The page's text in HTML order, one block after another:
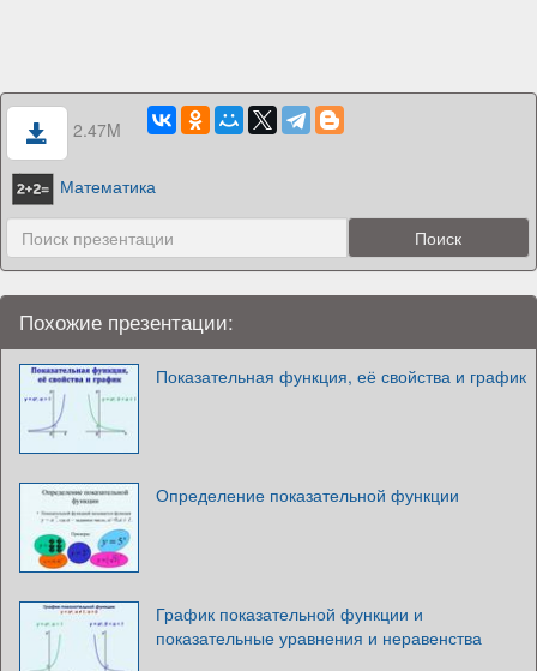
2.47M
Математика
Похожие презентации:
Показательная функция, её свойства и график
Определение показательной функции
График показательной функции и
показательные уравнения и неравенства